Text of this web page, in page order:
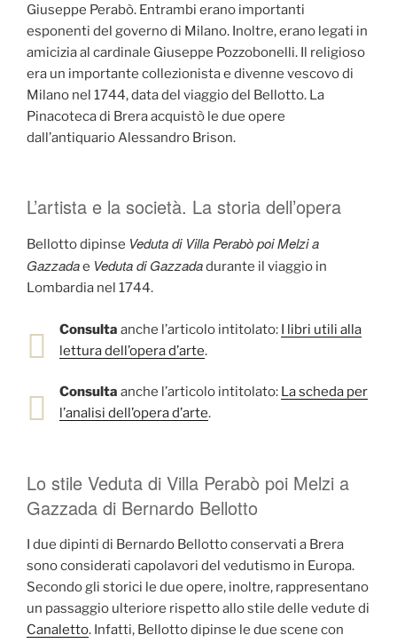
Giuseppe Perabò. Entrambi erano importanti
esponenti del governo di Milano. Inoltre, erano legati in
amicizia al cardinale Giuseppe Pozzobonelli. Il religioso
era un importante collezionista e divenne vescovo di
Milano nel 1744, data del viaggio del Bellotto. La
Pinacoteca di Brera acquistò le due opere
dall’antiquario Alessandro Brison.
L’artista e la società. La storia dell’opera
Bellotto dipinse Veduta di Villa Perabò poi Melzi a
Gazzadae Veduta di Gazzadadurante il viaggio in
Lombardia nel 1744.
Consulta anche l’articolo intitolato: I libri utili alla
lettura dell’opera d’arte.
Consulta anche l’articolo intitolato: La scheda per
l’analisi dell’opera d’arte.
Lo stile Veduta di Villa Perabò poi Melzi a
Gazzada di Bernardo Bellotto
I due dipinti di Bernardo Bellotto conservati a Brera
sono considerati capolavori del vedutismo in Europa.
Secondo gli storici le due opere, inoltre, rappresentano
un passaggio ulteriore rispetto allo stile delle vedute di
Canaletto. Infatti, Bellotto dipinse le due scene con